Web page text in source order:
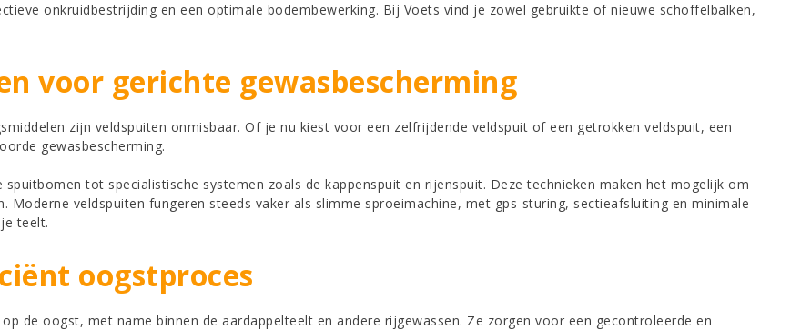
onkruidbestrijding en een optimale bodembewerking. Bij Voets vind je zowel gebruikte of nieuwe schoffelbalken,
voor gerichte gewasbescherming
zijn veldspuiten onmisbaar. Of je nu kiest voor een zelfrijdende veldspuit of een getrokken veldspuit, een
gewasbescherming.
tot specialistische systemen zoals de kappenspuit en rijenspuit. Deze technieken maken het mogelijk om
veldspuiten fungeren steeds vaker als slimme sproeimachine, met gps-sturing, sectieafsluiting en minimale
teelt.
oogstproces
de oogst, met name binnen de aardappelteelt en andere rijgewassen. Ze zorgen voor een gecontroleerde en